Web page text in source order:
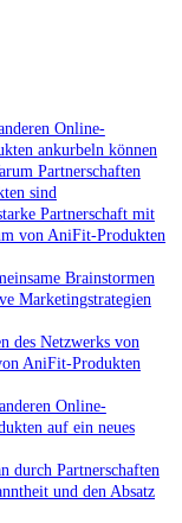
Online-
ankurbeln ‌können
⁤Partnerschaften
sind
Partnerschaft mit
von AniFit-Produkten
⁤Brainstormen
Marketingstrategien
des Netzwerks von
AniFit-Produkten
Online-
auf ein‌ neues
durch‍ Partnerschaften
und den Absatz